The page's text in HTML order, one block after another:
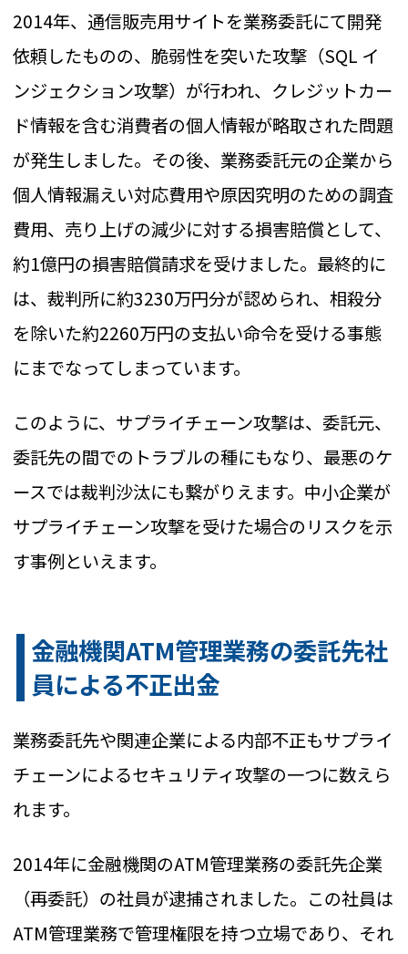
2014年、通信販売用サイトを業務委託にて開発
依頼したものの、脆弱性を突いた攻撃（SQL イ
ンジェクション攻撃）が行われ、クレジットカー
ド情報を含む消費者の個人情報が略取された問題
が発生しました。その後、業務委託元の企業から
個人情報漏えい対応費用や原因究明のための調査
費用、売り上げの減少に対する損害賠償として、
約1億円の損害賠償請求を受けました。最終的に
は、裁判所に約3230万円分が認められ、相殺分
を除いた約2260万円の支払い命令を受ける事態
にまでなってしまっています。
このように、サプライチェーン攻撃は、委託元、
委託先の間でのトラブルの種にもなり、最悪のケ
ースでは裁判沙汰にも繋がりえます。中小企業が
サプライチェーン攻撃を受けた場合のリスクを示
す事例といえます。
金融機関ATM管理業務の委託先社
員による不正出金
業務委託先や関連企業による内部不正もサプライ
チェーンによるセキュリティ攻撃の一つに数えら
れます。
2014年に金融機関のATM管理業務の委託先企業
（再委託）の社員が逮捕されました。この社員は
ATM管理業務で管理権限を持つ立場であり、それ